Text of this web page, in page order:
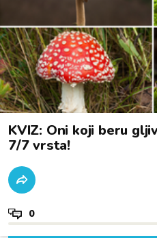
KVIZ: Oni koji beru
7/7 vrsta!
0